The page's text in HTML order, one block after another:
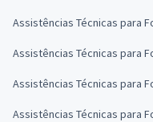
Assistências Técnicas para
Assistências Técnicas para
Assistências Técnicas para
Assistências Técnicas para